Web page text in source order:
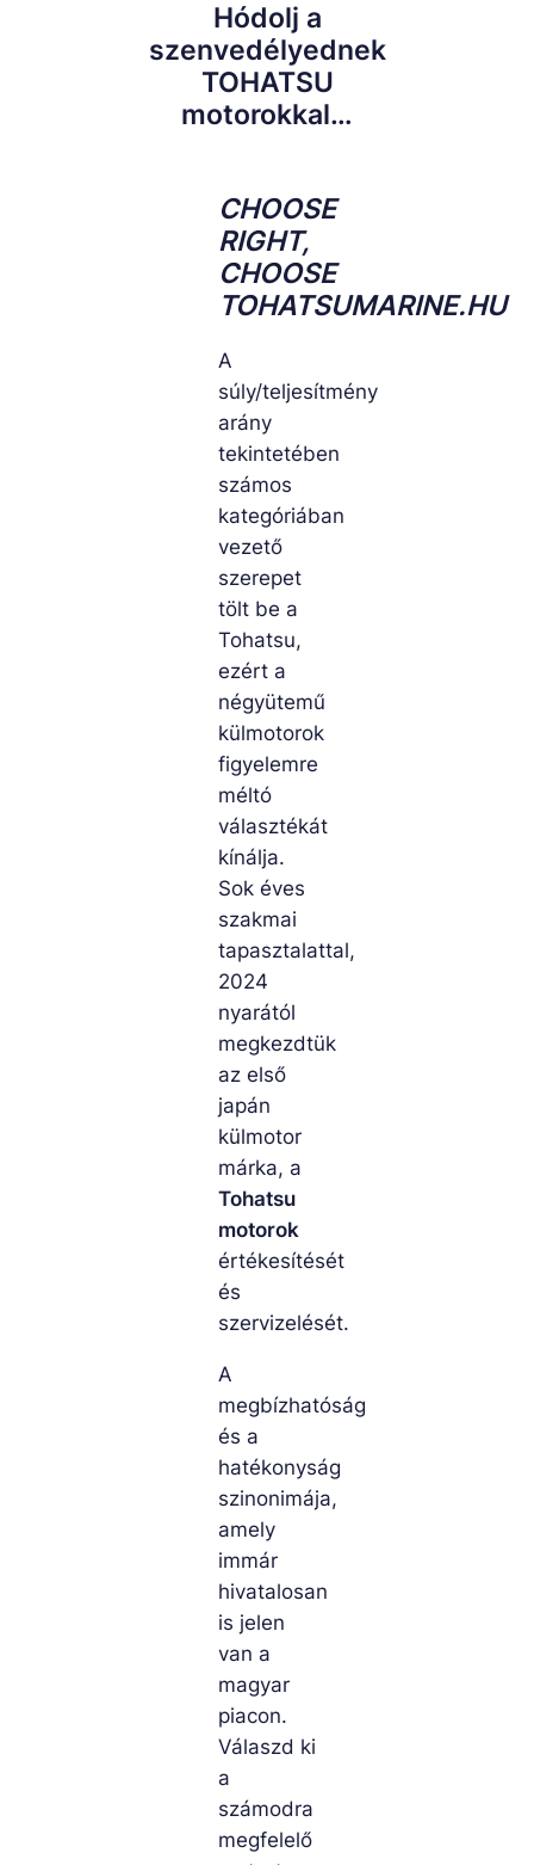
Hódolj a
szenvedélyednek
TOHATSU
motorokkal…
CHOOSE
RIGHT,
CHOOSE
TOHATSUMARINE.HU
A
súly/teljesítmény
arány
tekintetében
számos
kategóriában
vezető
szerepet
tölt be a
Tohatsu,
ezért a
négyütemű
külmotorok
figyelemre
méltó
választékát
kínálja.
Sok éves
szakmai
tapasztalattal,
2024
nyarától
megkezdtük
az első
japán
külmotor
márka, a
Tohatsu
motorok
értékesítését
és
szervizelését.
A
megbízhatóság
és a
hatékonyság
szinonimája,
amely
immár
hivatalosan
is jelen
van a
magyar
piacon.
Válaszd ki
a
számodra
megfelelő